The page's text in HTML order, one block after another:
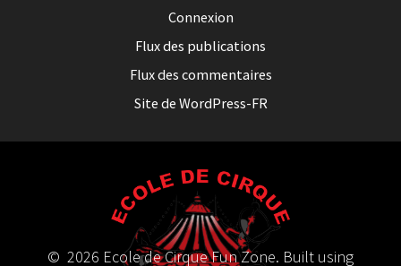
Connexion
Flux des publications
Flux des commentaires
Site de WordPress-FR
© 2026 Ecole de Cirque Fun Zone. Built using